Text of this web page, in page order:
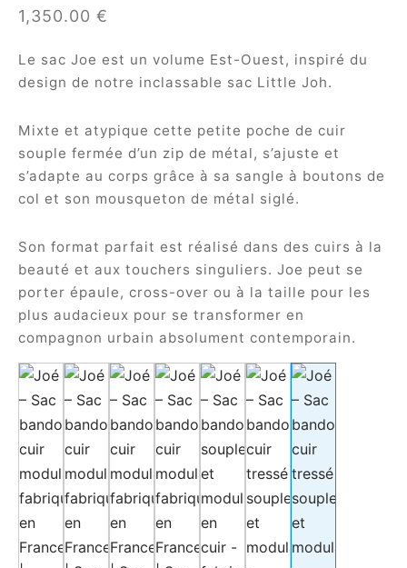
1,350.00 €
Le sac Joe est un volume Est-Ouest, inspiré du
design de notre inclassable sac Little Joh.
Mixte et atypique cette petite poche de cuir
souple fermée d’un zip de métal, s’ajuste et
s’adapte au corps grâce à sa sangle à boutons de
col et son mousqueton de métal siglé.
Son format parfait est réalisé dans des cuirs à la
beauté et aux touchers singuliers. Joe peut se
porter épaule, cross-over ou à la taille pour les
plus audacieux pour se transformer en
compagnon urbain absolument contemporain.